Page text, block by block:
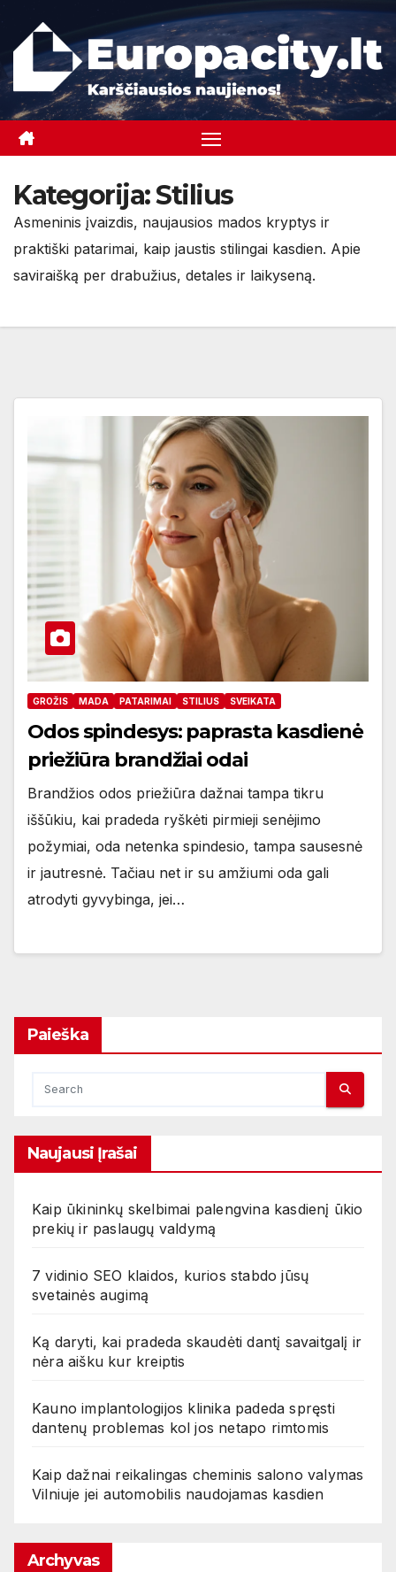
content
Kategorija:Stilius
Asmeninis įvaizdis, naujausios mados kryptys ir
praktiški patarimai, kaip jaustis stilingai kasdien. Apie
saviraišką per drabužius, detales ir laikyseną.
GROŽIS MADA PATARIMAI STILIUS SVEIKATA
Odos spindesys: paprasta kasdienė
priežiūra brandžiai odai
Brandžios odos priežiūra dažnai tampa tikru
iššūkiu, kai pradeda ryškėti pirmieji senėjimo
požymiai, oda netenka spindesio, tampa sausesnė
ir jautresnė. Tačiau net ir su amžiumi oda gali
atrodyti gyvybinga, jei…
Paieška
Naujausi Įrašai
Kaip ūkininkų skelbimai palengvina kasdienį ūkio
prekių ir paslaugų valdymą
7 vidinio SEO klaidos, kurios stabdo jūsų
svetainės augimą
Ką daryti, kai pradeda skaudėti dantį savaitgalį ir
nėra aišku kur kreiptis
Kauno implantologijos klinika padeda spręsti
dantenų problemas kol jos netapo rimtomis
Kaip dažnai reikalingas cheminis salono valymas
Vilniuje jei automobilis naudojamas kasdien
Archyvas